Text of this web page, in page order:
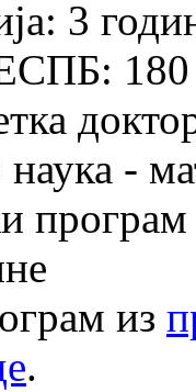
3
180
-
из
.